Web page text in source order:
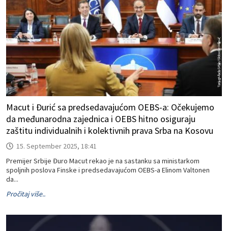
Macut i Đurić sa predsedavajućom OEBS-a: Očekujemo
da međunarodna zajednica i OEBS hitno osiguraju
zaštitu individualnih i kolektivnih prava Srba na Kosovu
15. September 2025, 18:41
Premijer Srbije Đuro Macut rekao je na sastanku sa ministarkom
spoljnih poslova Finske i predsedavajućom OEBS-a Elinom Valtonen
da...
Pročitaj više..